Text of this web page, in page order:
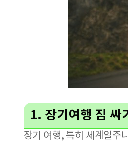
1. 장기여행 짐 싸
장기 여행, 특히 세계일주